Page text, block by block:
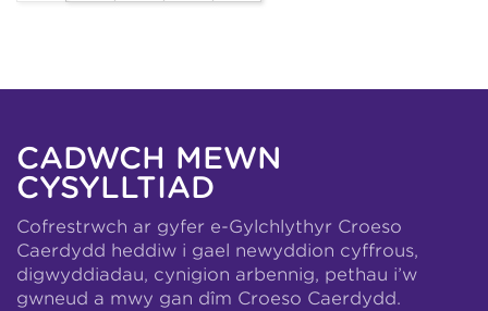
CADWCH MEWN
CYSYLLTIAD
Cofrestrwch ar gyfer e-Gylchlythyr Croeso
Caerdydd heddiw i gael newyddion cyffrous,
digwyddiadau, cynigion arbennig, pethau i’w
gwneud a mwy gan dîm Croeso Caerdydd.